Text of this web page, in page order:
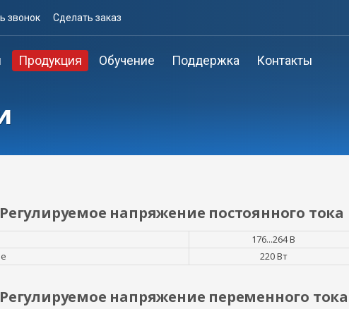
звонок Сделать заказ
Продукция Обучение Поддержка Контакты
напряжение постоянного тока
176...264 В
220 Вт
напряжение переменного тока